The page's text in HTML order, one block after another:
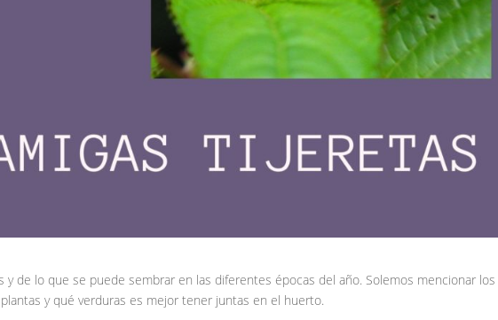
y de lo que se puede sembrar en las diferentes épocas del año. Solemos mencionar los
y qué verduras es mejor tener juntas en el huerto.